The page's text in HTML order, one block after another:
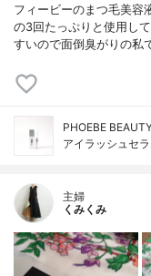
フィービーのまつ毛美容
の3回たっぷりと使用し
すいので面倒臭がりの私
PHOEBE
アイラッシュセ
主婦
くみくみ